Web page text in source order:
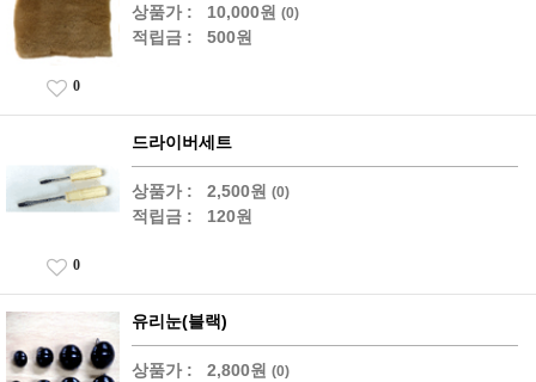
상품가 : 10,000원 (0)
적립금 : 500원
0
드라이버세트
상품가 : 2,500원 (0)
적립금 : 120원
0
유리눈(블랙)
상품가 : 2,800원 (0)